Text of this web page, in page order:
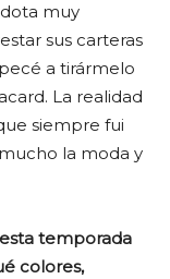
muy
sus carteras
a tirármelo
La realidad
siempre fui
la moda y
temporada
colores,